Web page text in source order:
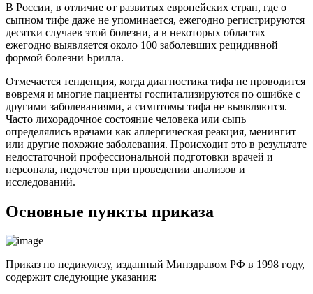
В России, в отличие от развитых европейских стран, где о
сыпном тифе даже не упоминается, ежегодно регистрируются
десятки случаев этой болезни, а в некоторых областях
ежегодно выявляется около 100 заболевших рецидивной
формой болезни Брилла.
Отмечается тенденция, когда диагностика тифа не проводится
вовремя и многие пациенты госпитализируются по ошибке с
другими заболеваниями, а симптомы тифа не выявляются.
Часто лихорадочное состояние человека или сыпь
определялись врачами как аллергическая реакция, менингит
или другие похожие заболевания. Происходит это в результате
недостаточной профессиональной подготовки врачей и
персонала, недочетов при проведении анализов и
исследований.
Основные пункты приказа
Приказ по педикулезу, изданный Минздравом РФ в 1998 году,
содержит следующие указания: